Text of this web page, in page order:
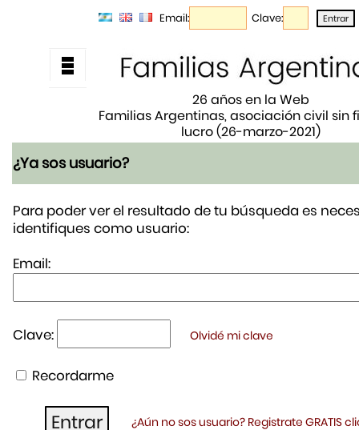
Email: Clave:
26 años en la Web
Familias Argentinas, asociación civil sin
lucro (26-marzo-2021)
¿Ya sos usuario?
Para poder ver el resultado de tu búsqueda es
identifiques como usuario:
Email:
Clave: Olvidé mi clave
Recordarme
¿Aún no sos usuario? Registrate GRATIS